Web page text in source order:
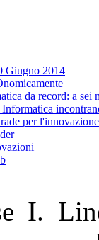
Giugno 2014
da record: a sei
per
I.